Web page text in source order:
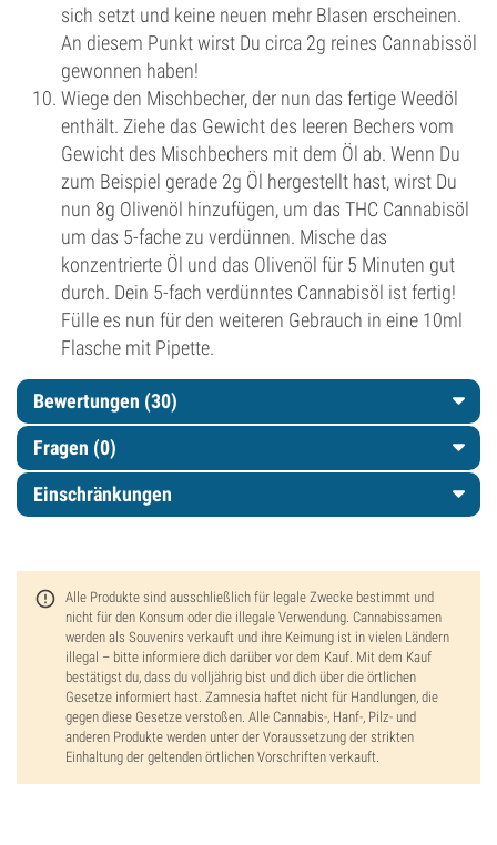
sich setzt und keine neuen mehr Blasen erscheinen.
An diesem Punkt wirst Du circa 2g reines Cannabissöl
gewonnen haben!
Wiege den Mischbecher, der nun das fertige Weedöl
enthält. Ziehe das Gewicht des leeren Bechers vom
Gewicht des Mischbechers mit dem Öl ab. Wenn Du
zum Beispiel gerade 2g Öl hergestellt hast, wirst Du
nun 8g Olivenöl hinzufügen, um das THC Cannabisöl
um das 5-fache zu verdünnen. Mische das
konzentrierte Öl und das Olivenöl für 5 Minuten gut
durch. Dein 5-fach verdünntes Cannabisöl ist fertig!
Fülle es nun für den weiteren Gebrauch in eine 10ml
Flasche mit Pipette.
Bewertungen (30)
Fragen (0)
Einschränkungen
Alle Produkte sind ausschließlich für legale Zwecke bestimmt und
nicht für den Konsum oder die illegale Verwendung. Cannabissamen
werden als Souvenirs verkauft und ihre Keimung ist in vielen Ländern
illegal – bitte informiere dich darüber vor dem Kauf. Mit dem Kauf
bestätigst du, dass du volljährig bist und dich über die örtlichen
Gesetze informiert hast. Zamnesia haftet nicht für Handlungen, die
gegen diese Gesetze verstoßen. Alle Cannabis-, Hanf-, Pilz- und
anderen Produkte werden unter der Voraussetzung der strikten
Einhaltung der geltenden örtlichen Vorschriften verkauft.